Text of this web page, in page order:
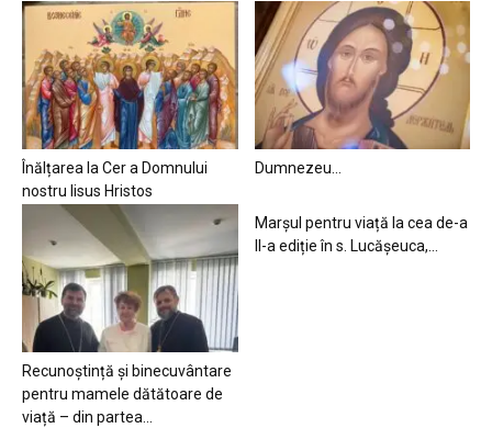
Înălțarea la Cer a Domnului
nostru Iisus Hristos
Dumnezeu…
Recunoștință și binecuvântare
pentru mamele dătătoare de
viață – din partea...
Marșul pentru viață la cea de-a
II-a ediție în s. Lucășeuca,...